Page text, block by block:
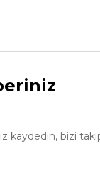
kaydedin, bizi